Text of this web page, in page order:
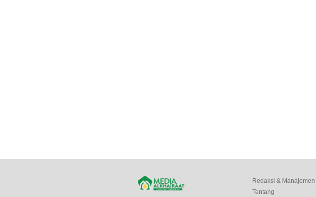
Redaksi & Manajemen
Tentang